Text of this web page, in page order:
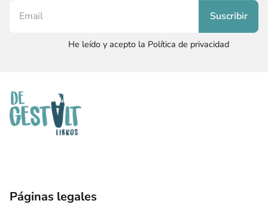
He leído y acepto la Política de privacidad
Páginas legales